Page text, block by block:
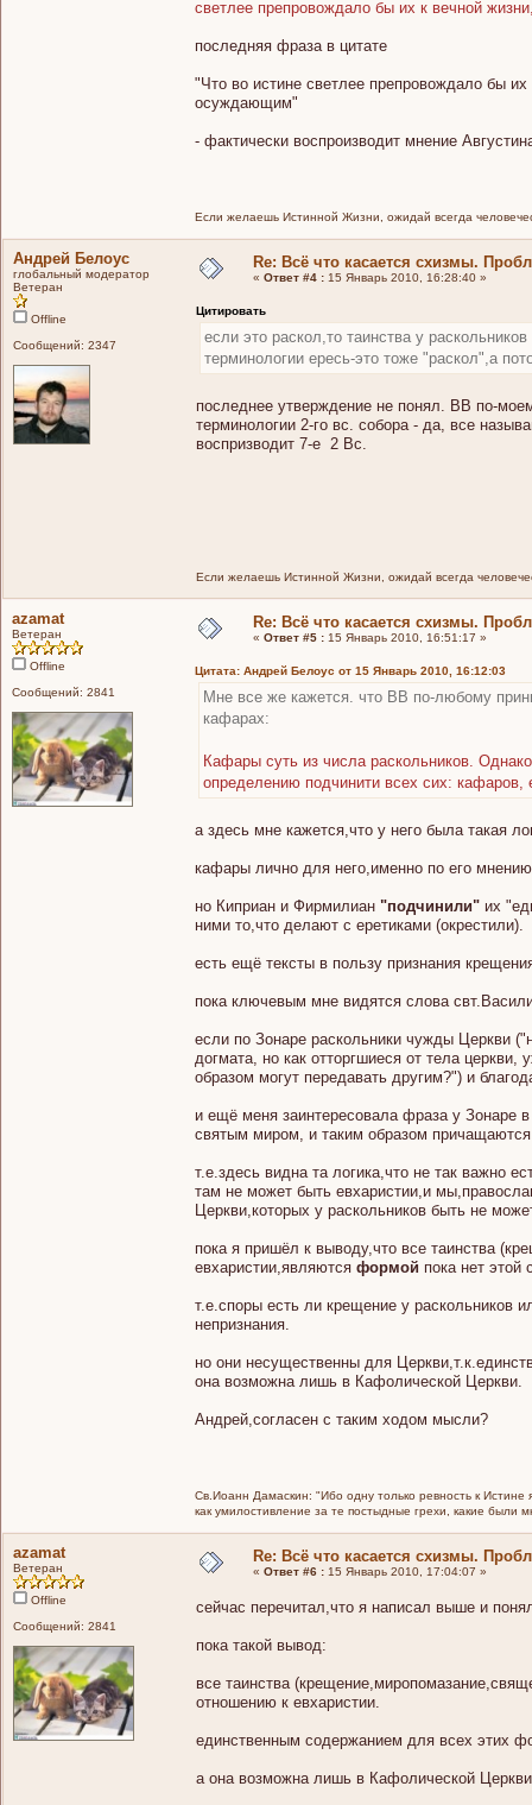
светлее препровождало бы их к вечной
последняя фраза в цитате
"Что во истине светлее препровождало бы
осуждающим"
- фактически воспроизводит мнение
Если желаешь Истинной Жизни, ожидай всегда
Андрей Белоус
глобальный модератор
Ветеран
Offline
Сообщений: 2347
Re: Всё что касается схизмы.
« Ответ #4 : 15 Январь 2010, 16:28:40 »
Цитировать
если это раскол,то таинства у
терминологии ересь-это тоже "раскол",а
последнее утверждение не понял. ВВ по-
терминологии 2-го вс. собора - да, все
воспризводит 7-е 2 Вс.
Если желаешь Истинной Жизни, ожидай всегда
azamat
Ветеран
Offline
Сообщений: 2841
Re: Всё что касается схизмы.
« Ответ #5 : 15 Январь 2010, 16:51:17 »
Цитата: Андрей Белоус от 15 Январь 2010, 16:12:03
Мне все же кажется. что ВВ по-любому
кафарах:
Кафары суть из числа раскольников.
определению подчинити всех сих: кафаров,
а здесь мне кажется,что у него была такая
кафары лично для него,именно по его
но Киприан и Фирмилиан "подчинили" их
ними то,что делают с еретиками (окрестили).
есть ещё тексты в пользу признания
пока ключевым мне видятся слова
если по Зонаре раскольники чужды Церкви
догмата, но как отторгшиеся от тела
образом могут передавать другим?") и
и ещё меня заинтересовала фраза у Зонаре
святым миром, и таким образом
т.е.здесь видна та логика,что не так важно
там не может быть евхаристии,и
Церкви,которых у раскольников быть не
пока я пришёл к выводу,что все таинства
евхаристии,являются формой пока нет этой
т.е.споры есть ли крещение у раскольников
непризнания.
но они несущественны для
она возможна лишь в Кафолической Церкви.
Андрей,согласен с таким ходом мысли?
Св.Иоанн Дамаскин: "Ибо одну только ревность к
как умилостивление за те постыдные грехи, какие были
azamat
Ветеран
Offline
Сообщений: 2841
Re: Всё что касается схизмы.
« Ответ #6 : 15 Январь 2010, 17:04:07 »
сейчас перечитал,что я написал выше и
пока такой вывод:
все таинства
отношению к евхаристии.
единственным содержанием для всех этих
а она возможна лишь в Кафолической